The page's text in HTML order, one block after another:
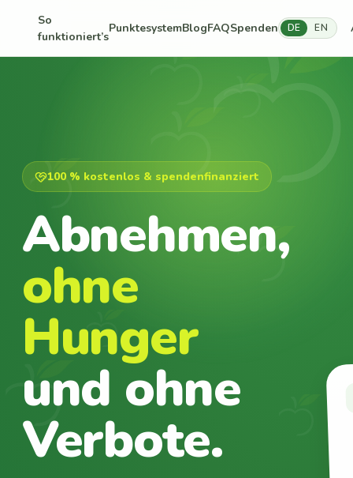
So
funktioniert’s
PunktesystemBlogFAQSpenden DE EN
100 % kostenlos & spendenfinanziert
Abnehmen,
ohne
Hunger
und ohne
Verbote.